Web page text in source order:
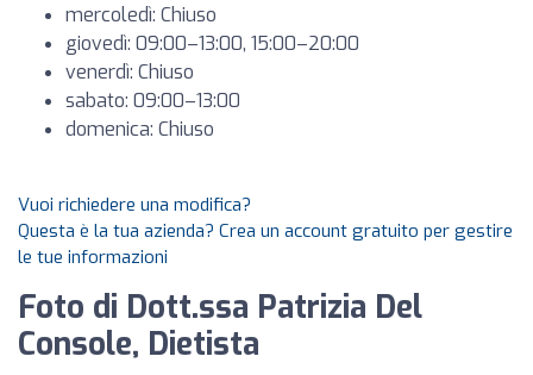
mercoledì: Chiuso
giovedì: 09:00–13:00, 15:00–20:00
venerdì: Chiuso
sabato: 09:00–13:00
domenica: Chiuso
Vuoi richiedere una modifica?
Questa è la tua azienda? Crea un account gratuito per gestire
le tue informazioni
Foto di Dott.ssa Patrizia Del
Console, Dietista